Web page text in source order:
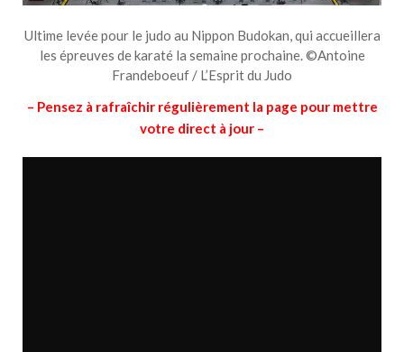
Ultime levée pour le judo au Nippon Budokan, qui accueillera
les épreuves de karaté la semaine prochaine. ©Antoine
Frandeboeuf / L’Esprit du Judo
– Pensez à rafraîchir régulièrement la page pour mettre
votre direct à jour –